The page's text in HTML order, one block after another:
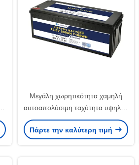
Μεγάλη χωρητικότητα χαμηλή
αυτοαπολύσιμη ταχύτητα υψηλής
ισχύος μπαταρία ιόντων λιθίου
12V560Ah για αυτοκίνητο
Πάρτε την καλύτερη τιμή